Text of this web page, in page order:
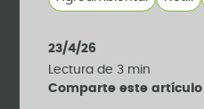
23/4/26
Lectura de 3 min
Comparte este artículo